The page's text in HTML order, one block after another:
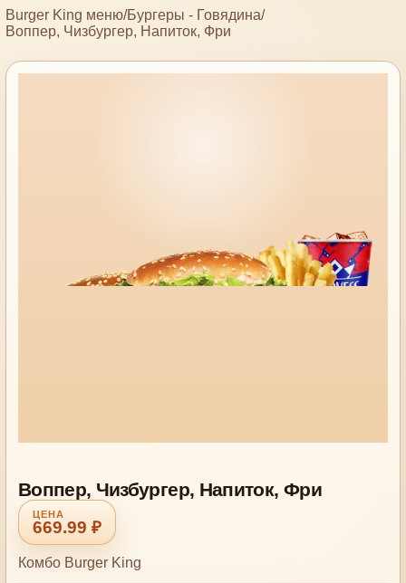
Burger King меню/Бургеры - Говядина/
Воппер, Чизбургер, Напиток, Фри
Воппер, Чизбургер, Напиток, Фри
669.99 ₽
Комбо Burger King